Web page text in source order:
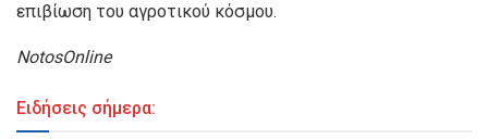
επιβίωση του αγροτικού κόσμου.
NotosOnline
Ειδήσεις σήμερα: